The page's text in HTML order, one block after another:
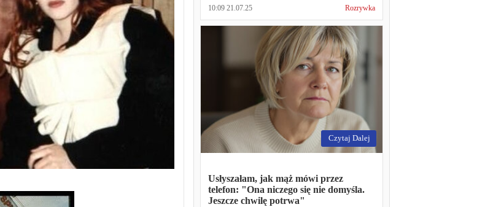
10:09 21.07.25 Rozrywka
Czytaj Dalej
Usłyszałam, jak mąż mówi przez
telefon: "Ona niczego się nie domyśla.
Jeszcze chwilę potrwa"